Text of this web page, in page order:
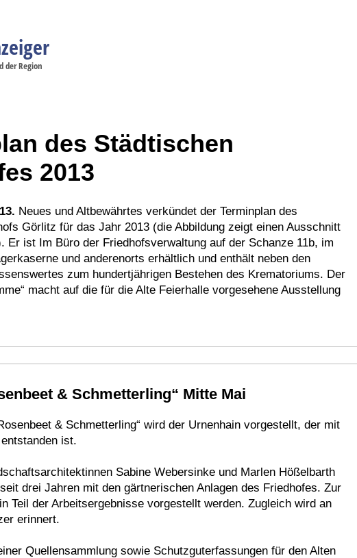
der Region
des Städtischen
2013
Neues und Altbewährtes verkündet der Terminplan des
Görlitz für das Jahr 2013 (die Abbildung zeigt einen Ausschnitt
Er ist Im Büro der Friedhofsverwaltung auf der Schanze 11b, im
und anderenorts erhältlich und enthält neben den
zum hundertjährigen Bestehen des Krematoriums. Der
macht auf die für die Alte Feierhalle vorgesehene Ausstellung
& Schmetterling“ Mitte Mai
& Schmetterling“ wird der Urnenhain vorgestellt, der mit
ist.
Sabine Webersinke und Marlen Hößelbarth
drei Jahren mit den gärtnerischen Anlagen des Friedhofes. Zur
Teil der Arbeitsergebnisse vorgestellt werden. Zugleich wird an
erinnert.
Quellensammlung sowie Schutzguterfassungen für den Alten